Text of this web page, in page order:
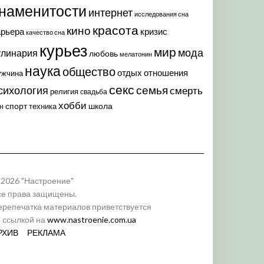
интернет исследования сна
качество сна кино красота кризис
курьез любовь мелатонин мир мода
наукаобществоотдых отношения
религия свадьба секссемья смерть
спорттехникахобби школа
"Настроение"
права защищены.
материалов приветствуется
ссылкой на www.nastroenie.com.ua
РЕКЛАМА